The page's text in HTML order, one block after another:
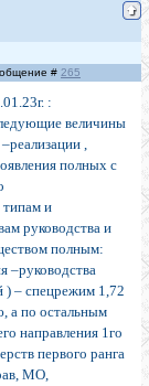
# 265
:
величины
,
полных с
типам и
руководства и
полным:
–руководства
) – спецрежим 1,72
а по остальным
направления 1го
первого ранга
МО,